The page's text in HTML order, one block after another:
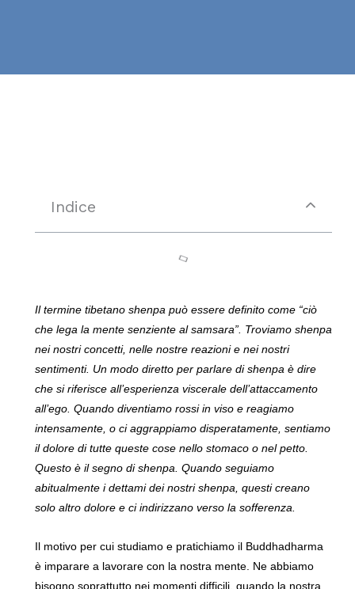
Indice
Il termine tibetano shenpa può essere definito come “ciò
che lega la mente senziente al samsara”. Troviamo shenpa
nei nostri concetti, nelle nostre reazioni e nei nostri
sentimenti. Un modo diretto per parlare di shenpa è dire
che si riferisce all’esperienza viscerale dell’attaccamento
all’ego. Quando diventiamo rossi in viso e reagiamo
intensamente, o ci aggrappiamo disperatamente, sentiamo
il dolore di tutte queste cose nello stomaco o nel petto.
Questo è il segno di shenpa. Quando seguiamo
abitualmente i dettami dei nostri shenpa, questi creano
solo altro dolore e ci indirizzano verso la sofferenza.
Il motivo per cui studiamo e pratichiamo il Buddhadharma
è imparare a lavorare con la nostra mente. Ne abbiamo
bisogno soprattutto nei momenti difficili, quando la nostra